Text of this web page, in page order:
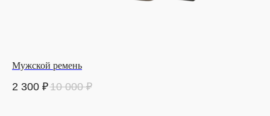
Мужской ремень
2 300 ₽10 000 ₽